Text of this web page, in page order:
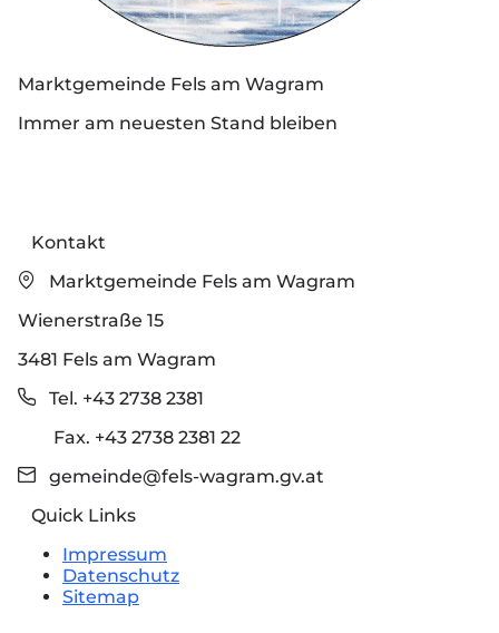
Marktgemeinde Fels am Wagram
Immer am neuesten Stand bleiben
Kontakt
Marktgemeinde Fels am Wagram
Wienerstraße 15
3481 Fels am Wagram
Tel. +43 2738 2381
Fax. +43 2738 2381 22
gemeinde@fels-wagram.gv.at
Quick Links
Impressum
Datenschutz
Sitemap